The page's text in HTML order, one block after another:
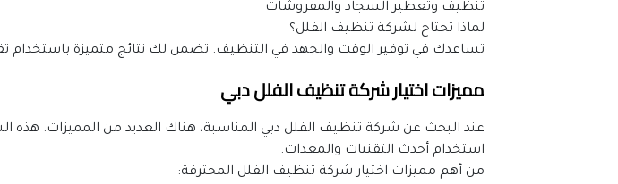
تنظيف وتعطير السجاد والمفروشات
لماذا تحتاج لشركة تنظيف الفلل؟
تساعدك في توفير الوقت والجهد في التنظيف. تضمن لك نتائج متميزة باستخدام
مميزات اختيار شركة تنظيف الفلل دبي
استخدام أحدث التقنيات والمعدات.
من أهم مميزات اختيار شركة تنظيف الفلل المحترفة: